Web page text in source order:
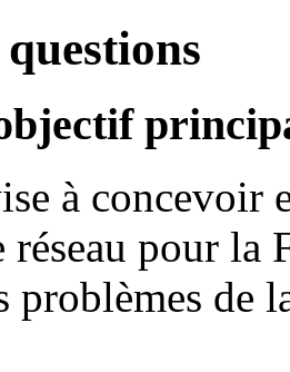
à concevoir
réseau pour
problèmes de